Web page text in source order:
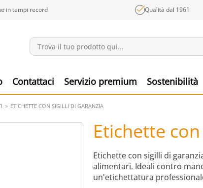
in tempi record Qualità dal 1961
Contattaci Servizio premium Sostenibilità
ETICHETTE CON SIGILLI DI GARANZIA
Etichette
Etichette con sigilli di
alimentari. Ideali contro
un'etichettatura